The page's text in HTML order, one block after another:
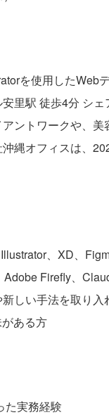
を使用したWeb
里駅 徒歩4分 シェ
ントワークや、
縄オフィスは、
、XD、
Firefly、
しい手法を取り
ある方
た実務経験